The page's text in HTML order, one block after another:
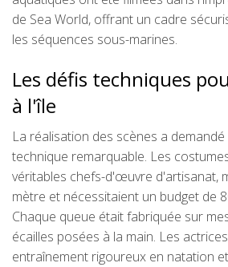
de Sea World, offrant un cadre
les séquences sous-marines.
Les défis techniques
à l'île
La réalisation des scènes a
technique remarquable. Les
véritables chefs-d'œuvre d'artisanat,
mètre et nécessitaient un budget de
Chaque queue était fabriquée sur
écailles posées à la main. Les
entraînement rigoureux en natation